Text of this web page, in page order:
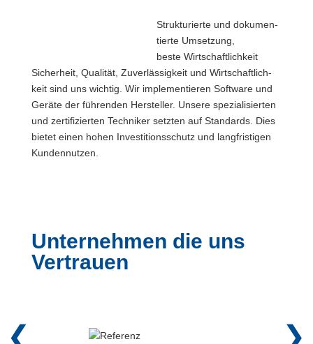
Struk­tu­rier­te und doku­men­
tier­te Umset­zung,
bes­te Wirt­schaft­lich­keit
Sicher­heit, Qua­li­tät, Zuver­läs­sig­keit und Wirt­schaft­lich­
keit sind uns wich­tig. Wir imple­men­tie­ren Soft­ware und
Gerä­te der füh­ren­den Her­stel­ler. Unse­re spe­zia­li­sier­ten
und zer­ti­fi­zier­ten Tech­ni­ker setz­ten auf Stan­dards. Dies
bie­tet einen hohen Inves­ti­ti­ons­schutz und lang­fris­ti­gen
Kun­den­nut­zen.
Unternehmen die uns
Vertrauen
❮ ❯